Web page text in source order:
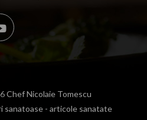
Chef Nicolaie Tomescu
sanatoase - articole sanatate